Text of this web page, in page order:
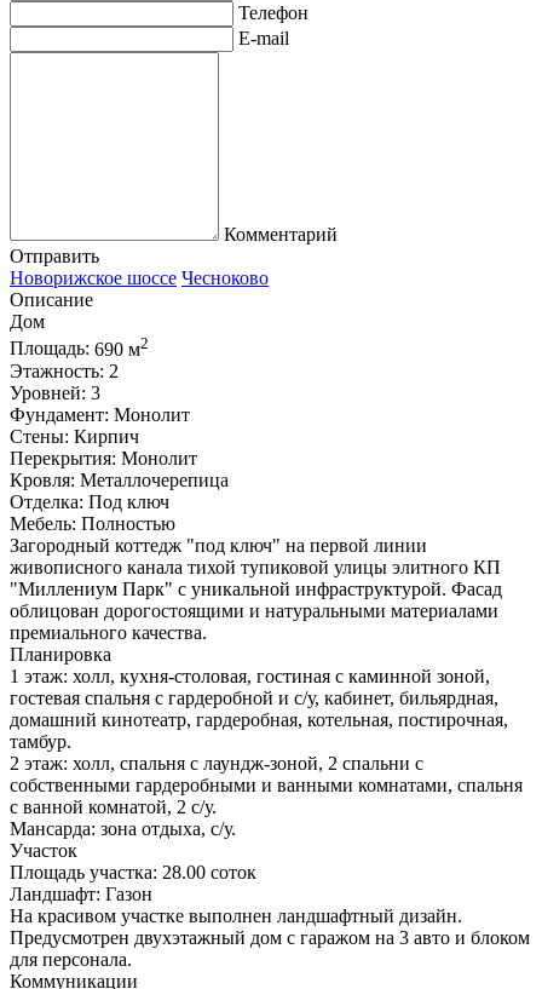
Телефон
E-mail
Комментарий
Отправить
Новорижское шоссе Чесноково
Описание
Дом
Площадь: 690 м2
Этажность: 2
Уровней: 3
Фундамент: Монолит
Стены: Кирпич
Перекрытия: Монолит
Кровля: Металлочерепица
Отделка: Под ключ
Мебель: Полностью
Загородный коттедж "под ключ" на первой линии
живописного канала тихой тупиковой улицы элитного КП
"Миллениум Парк" с уникальной инфраструктурой. Фасад
облицован дорогостоящими и натуральными материалами
премиального качества.
Планировка
1 этаж: холл, кухня-столовая, гостиная с каминной зоной,
гостевая спальня с гардеробной и с/у, кабинет, бильярдная,
домашний кинотеатр, гардеробная, котельная, постирочная,
тамбур.
2 этаж: холл, спальня с лаундж-зоной, 2 спальни с
собственными гардеробными и ванными комнатами, спальня
с ванной комнатой, 2 с/у.
Мансарда: зона отдыха, с/у.
Участок
Площадь участка: 28.00 соток
Ландшафт: Газон
На красивом участке выполнен ландшафтный дизайн.
Предусмотрен двухэтажный дом с гаражом на 3 авто и блоком
для персонала.
Коммуникации